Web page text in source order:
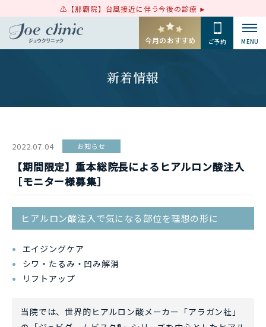
【那覇院】台風接近に伴う今後の診療
今月のおすすめ ご予約 MENU
新着情報
2022.07.04 お知らせ
【期間限定】重本総院長によるヒアルロン酸注入
［モニター様募集］
ヒアルロン酸注入で気になる部位を理想の形に
エイジングケア
シワ・たるみ・凹み解消
リフトアップ
当院では、世界的ヒアルロン酸メーカー「アラガン社」